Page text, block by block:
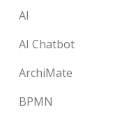
AI
AI Chatbot
ArchiMate
BPMN